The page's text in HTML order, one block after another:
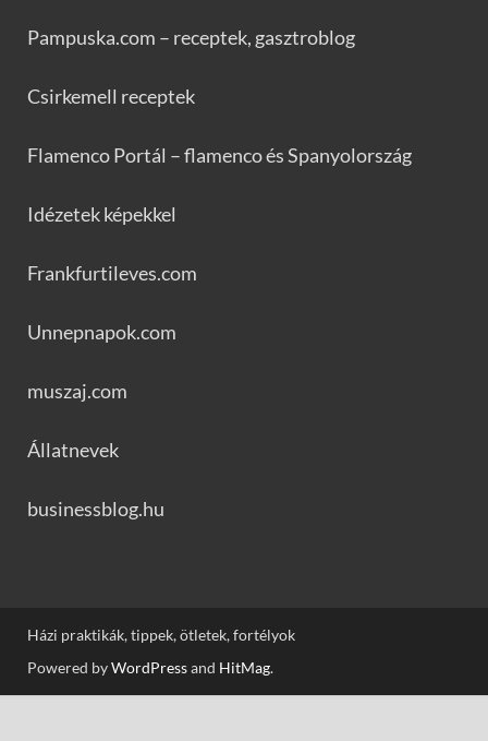
Pampuska.com – receptek, gasztroblog
Csirkemell receptek
Flamenco Portál – flamenco és Spanyolország
Idézetek képekkel
Frankfurtileves.com
Unnepnapok.com
muszaj.com
Állatnevek
businessblog.hu
Házi praktikák, tippek, ötletek, fortélyok
Powered byWordPressand HitMag.